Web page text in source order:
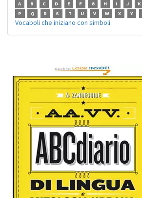
A B C D E F G H I J K
P
Q R S T U V W X Y
Vocaboli che iniziano con simboli